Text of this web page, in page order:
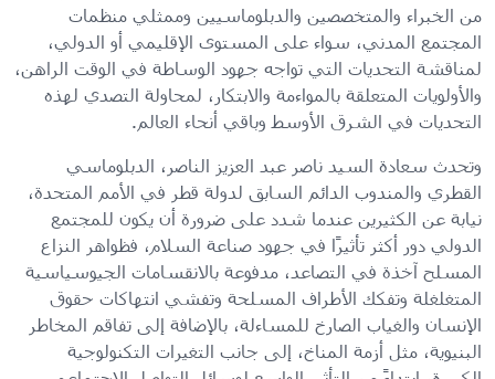
من الخبراء والمتخصصين والدبلوماسيين وممثلي منظمات
المجتمع المدني، سواء على المستوى الإقليمي أو الدولي،
لمناقشة التحديات التي تواجه جهود الوساطة في الوقت الراهن،
والأولويات المتعلقة بالمواءمة والابتكار، لمحاولة التصدي لهذه
التحديات في الشرق الأوسط وباقي أنحاء العالم.
وتحدث سعادة السيد ناصر عبد العزيز الناصر، الدبلوماسي
القطري والمندوب الدائم السابق لدولة قطر في الأمم المتحدة،
نيابة عن الكثيرين عندما شدد على ضرورة أن يكون للمجتمع
الدولي دور أكثر تأثيرًا في جهود صناعة السلام، فظواهر النزاع
المسلح آخذة في التصاعد، مدفوعة بالانقسامات الجيوسياسية
المتغلغلة وتفكك الأطراف المسلحة وتفشي انتهاكات حقوق
الإنسان والغياب الصارخ للمساءلة، بالإضافة إلى تفاقم المخاطر
البنيوية، مثل أزمة المناخ، إلى جانب التغيرات التكنولوجية